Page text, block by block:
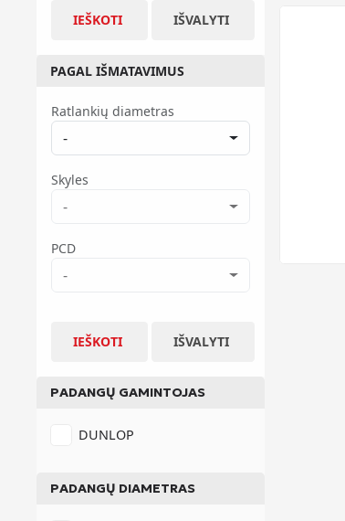
IEŠKOTI IŠVALYTI
PAGAL IŠMATAVIMUS
Ratlankių diametras
-
Skyles
-
PCD
-
IEŠKOTI IŠVALYTI
PADANGŲ GAMINTOJAS
DUNLOP
PADANGŲ DIAMETRAS